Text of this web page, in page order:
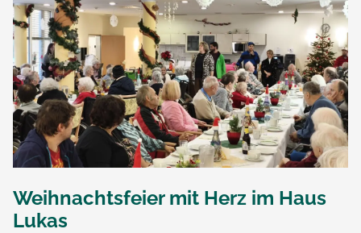
Weihnachtsfeier mit Herz im Haus
Lukas